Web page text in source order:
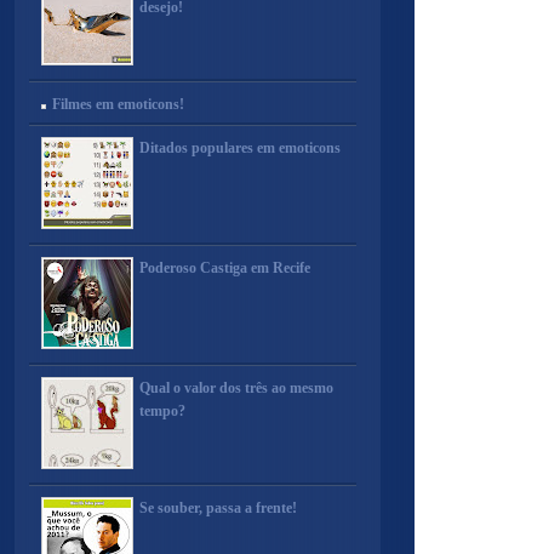
desejo!
Filmes em emoticons!
Ditados populares em emoticons
Poderoso Castiga em Recife
Qual o valor dos três ao mesmo
tempo?
Se souber, passa a frente!